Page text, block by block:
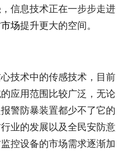
信息技术正在一步步走进
场提升更大的空间。
术中的传感技术，目前
应用范围比较广泛，无论
警防暴装置都少不了它的
业的发展以及全民安防意
控设备的市场需求逐渐加